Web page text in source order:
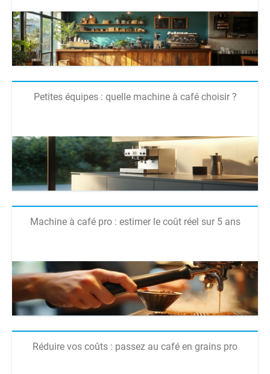
Petites équipes : quelle machine à café choisir ?
Machine à café pro : estimer le coût réel sur 5 ans
Réduire vos coûts : passez au café en grains pro